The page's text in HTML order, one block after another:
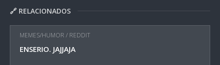
🔗 RELACIONADOS
MEMES/HUMOR / REDDIT
ENSERIO. JAJJAJA